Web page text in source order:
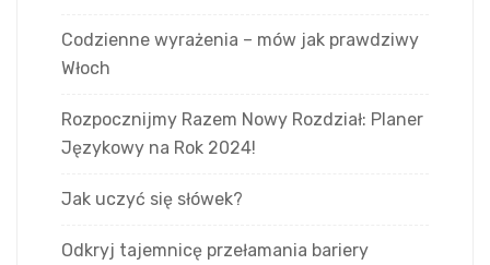
Codzienne wyrażenia – mów jak prawdziwy
Włoch
Rozpocznijmy Razem Nowy Rozdział: Planer
Językowy na Rok 2024!
Jak uczyć się słówek?
Odkryj tajemnicę przełamania bariery